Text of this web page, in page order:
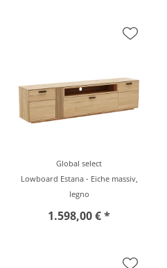
Global select
Lowboard Estana - Eiche massiv,
legno
1.598,00 € *